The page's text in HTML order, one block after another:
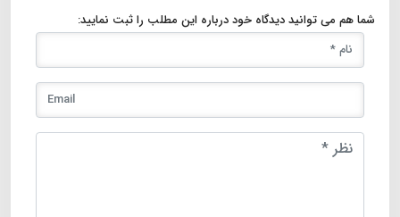
شما هم می توانید دیدگاه خود درباره این مطلب را ثبت نمایید: